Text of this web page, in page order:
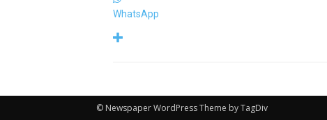
WhatsApp
© Newspaper WordPress Theme by TagDiv